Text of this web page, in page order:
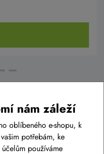
(0)
CUBE Cubeguard
nám záleží
oblíbeného e-shopu, k
potřebám, ke
používáme